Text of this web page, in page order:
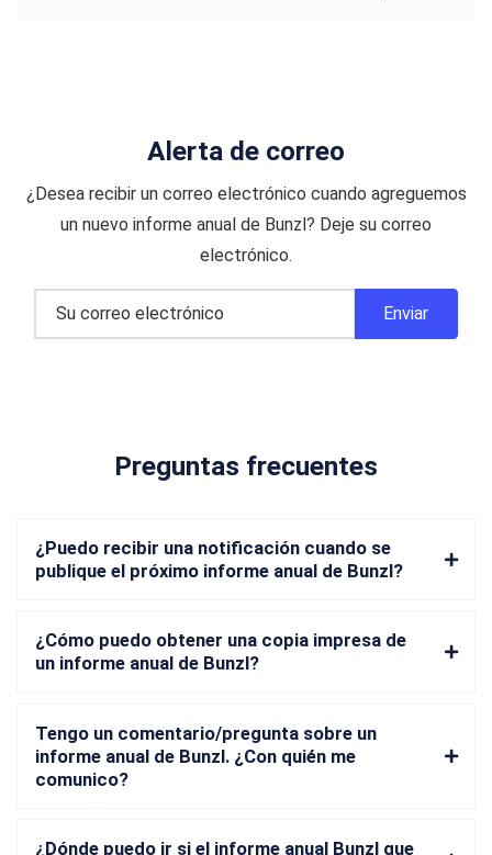
Alerta de correo
¿Desea recibir un correo electrónico cuando agreguemos
un nuevo informe anual de Bunzl? Deje su correo
electrónico.
Preguntas frecuentes
¿Puedo recibir una notificación cuando se
publique el próximo informe anual de Bunzl?
¿Cómo puedo obtener una copia impresa de
un informe anual de Bunzl?
Tengo un comentario/pregunta sobre un
informe anual de Bunzl. ¿Con quién me
comunico?
¿Dónde puedo ir si el informe anual Bunzl que